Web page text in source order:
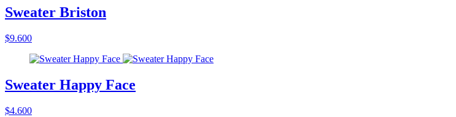
Sweater Briston
$9.600
Sweater Happy Face
$4.600